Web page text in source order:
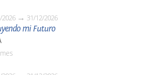
2026 31/12/2026
mi Futuro